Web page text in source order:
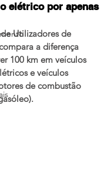
elétrico por apenas
Utilizadores de
a diferença
100 km em veículos
e veículos
de combustão